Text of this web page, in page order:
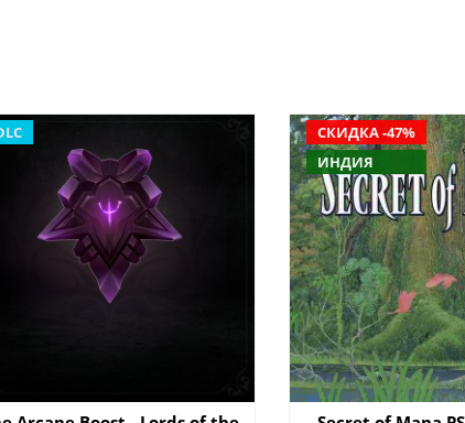
СКИДКА -47%
ИНДИЯ